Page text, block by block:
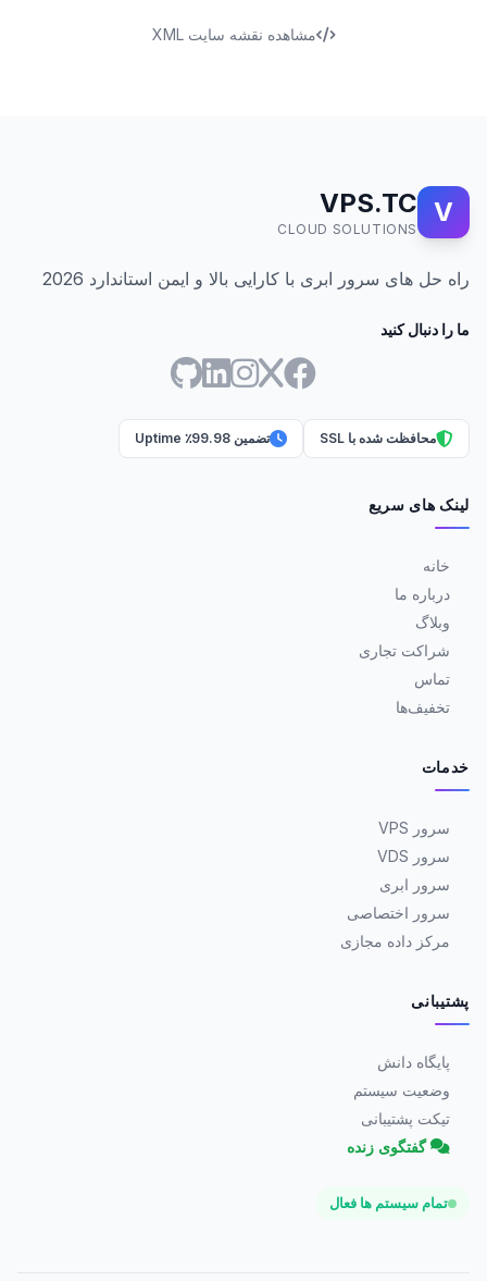
مشاهده نقشه سایت XML
V
VPS.TC
CLOUD SOLUTIONS
راه حل های سرور ابری با کارایی بالا و ایمن استاندارد 2026
ما را دنبال کنید
محافظت شده با SSL تضمین 99.98٪ Uptime
لینک های سریع
خانه
درباره ما
وبلاگ
شراکت تجاری
تماس
تخفیف‌ها
خدمات
سرور VPS
سرور VDS
سرور ابری
سرور اختصاصی
مرکز داده مجازی
پشتیبانی
پایگاه دانش
وضعیت سیستم
تیکت پشتیبانی
گفتگوی زنده
تمام سیستم ها فعال